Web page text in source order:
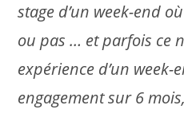
stage d’un week-end
ou pas … et parfois ce
expérience d’un week-
engagement sur 6